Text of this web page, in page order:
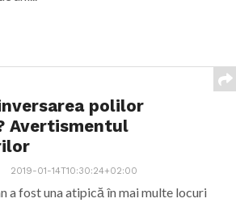
polilor
Avertismentul
2019-01-14T10:30:24+02:00
a fost una atipică în mai multe locuri